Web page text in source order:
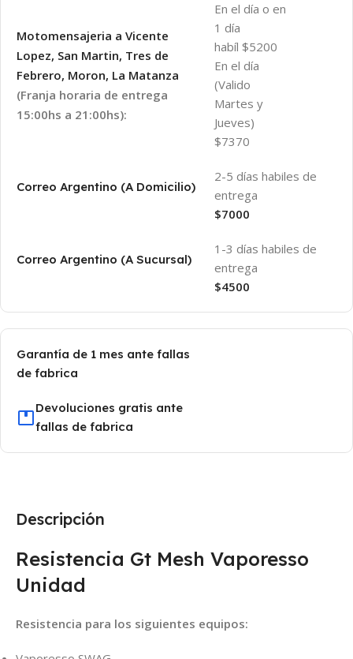
Motomensajeria a Vicente
Lopez, San Martin, Tres de
Febrero, Moron, La Matanza
(Franja horaria de entrega
15:00hs a 21:00hs):
En el día o en
1 día
habíl $5200
En el día
(Valido
Martes y
Jueves)
$7370
Correo Argentino (A Domicilio)
2-5 días habiles de
entrega
$7000
Correo Argentino (A Sucursal)
1-3 días habiles de
entrega
$4500
Garantía de 1 mes ante fallas
de fabrica
Devoluciones gratis ante
fallas de fabrica
Descripción
Resistencia Gt Mesh Vaporesso
Unidad
Resistencia para los siguientes equipos: